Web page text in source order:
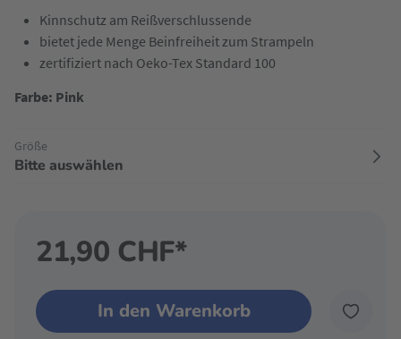
Kinnschutz am Reißverschlussende
bietet jede Menge Beinfreiheit zum Strampeln
zertifiziert nach Oeko-Tex Standard 100
Farbe: Pink
Größe
Bitte auswählen
21,90 CHF*
In den Warenkorb